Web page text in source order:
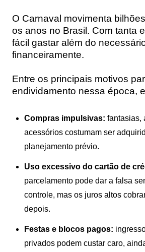
O Carnaval movimenta
os anos no Brasil. Com tanta
fácil gastar além do
financeiramente.
Entre os principais motivos
endividamento nessa época,
Compras impulsivas: fantasias,
acessórios costumam ser
planejamento prévio.
Uso excessivo do cartão de
parcelamento pode dar a falsa
controle, mas os juros altos
depois.
Festas e blocos pagos:
privados podem custar caro,